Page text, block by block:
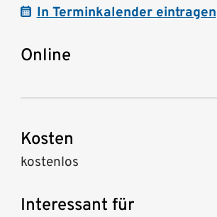
In Terminkalender eintragen
Online
Kosten
kostenlos
Interessant für